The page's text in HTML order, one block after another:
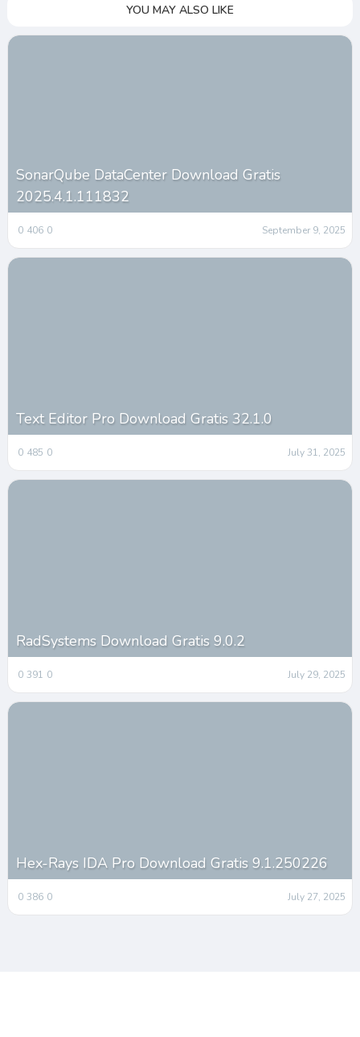
YOU MAY ALSO LIKE
SonarQube DataCenter Download Gratis
2025.4.1.111832
0 406 0 September 9, 2025
Text Editor Pro Download Gratis 32.1.0
0 485 0 July 31, 2025
RadSystems Download Gratis 9.0.2
0 391 0 July 29, 2025
Hex-Rays IDA Pro Download Gratis 9.1.250226
0 386 0 July 27, 2025